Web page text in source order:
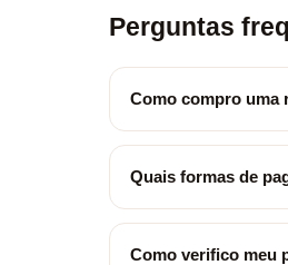
Perguntas
Como compro uma
Quais formas de
Como verifico meu